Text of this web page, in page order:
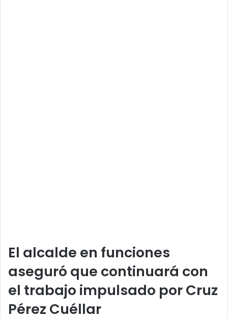
El alcalde en funciones
aseguró que continuará con
el trabajo impulsado por Cruz
Pérez Cuéllar